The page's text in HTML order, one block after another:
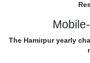
The Hamirpur yearly